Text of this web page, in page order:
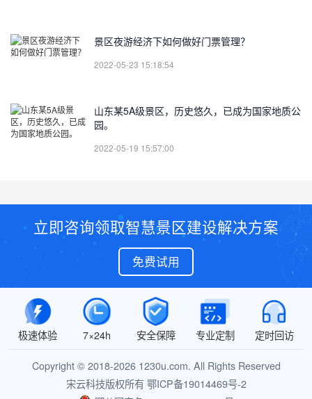
景区夜游经济下如何做好门票管理？
2022-05-23 15:18:54
山东某5A级景区，历史悠久，已成为国家地质公
园。
2022-05-19 15:57:00
立即咨询领取智慧景区建设解决方案
免费试用
极速体验 7×24h 安全保障 专业定制 定时回访
Copyright © 2018-2026 1230u.com. All Rights Reserved
宋云科技版权所有 鄂ICP备19014469号-2